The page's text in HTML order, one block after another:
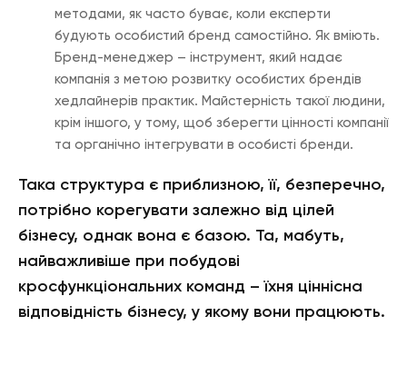
методами, як часто буває, коли експерти
будують особистий бренд самостійно. Як вміють.
Бренд-менеджер – інструмент, який надає
компанія з метою розвитку особистих брендів
хедлайнерів практик. Майстерність такої людини,
крім іншого, у тому, щоб зберегти цінності компанії
та органічно інтегрувати в особисті бренди.
Така структура є приблизною, її, безперечно,
потрібно корегувати залежно від цілей
бізнесу, однак вона є базою. Та, мабуть,
найважливіше при побудові
кросфункціональних команд – їхня ціннісна
відповідність бізнесу, у якому вони працюють.